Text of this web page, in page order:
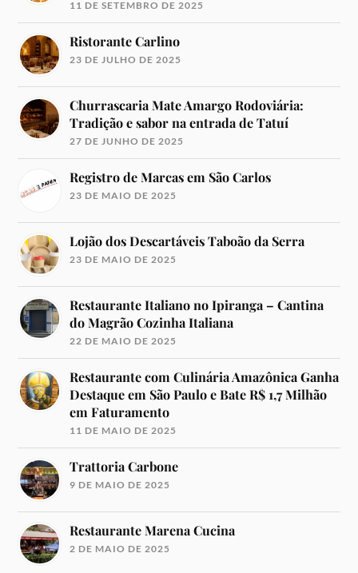
11 DE SETEMBRO DE 2025
Ristorante Carlino
23 DE JULHO DE 2025
Churrascaria Mate Amargo Rodoviária:
Tradição e sabor na entrada de Tatuí
27 DE JUNHO DE 2025
Registro de Marcas em São Carlos
23 DE MAIO DE 2025
Lojão dos Descartáveis Taboão da Serra
23 DE MAIO DE 2025
Restaurante Italiano no Ipiranga – Cantina
do Magrão Cozinha Italiana
22 DE MAIO DE 2025
Restaurante com Culinária Amazônica Ganha
Destaque em São Paulo e Bate R$ 1,7 Milhão
em Faturamento
11 DE MAIO DE 2025
Trattoria Carbone
9 DE MAIO DE 2025
Restaurante Marena Cucina
2 DE MAIO DE 2025